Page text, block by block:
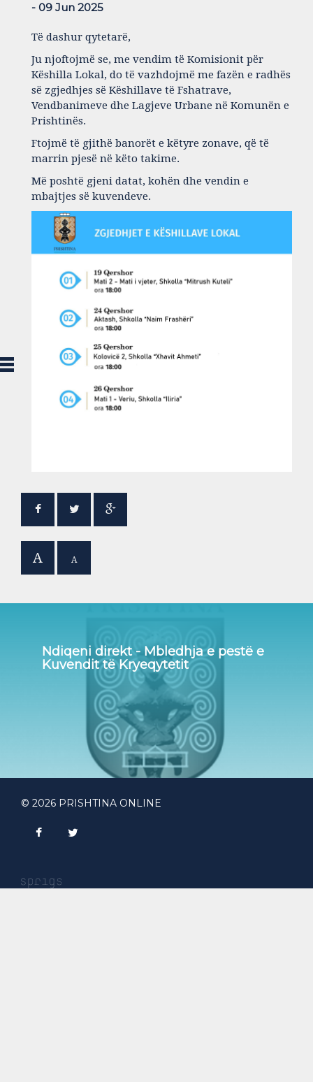
- 09 Jun 2025
Të dashur qytetarë,
Ju njoftojmë se, me vendim të Komisionit për
Këshilla Lokal, do të vazhdojmë me fazën e radhës
së zgjedhjes së Këshillave të Fshatrave,
Vendbanimeve dhe Lagjeve Urbane në Komunën e
Prishtinës.
Ftojmë të gjithë banorët e këtyre zonave, që të
marrin pjesë në këto takime.
Më poshtë gjeni datat, kohën dhe vendin e
mbajtjes së kuvendeve.
A A
Ndiqeni direkt - Mbledhja e pestë e
Kuvendit të Kryeqytetit
© 2026 PRISHTINA ONLINE